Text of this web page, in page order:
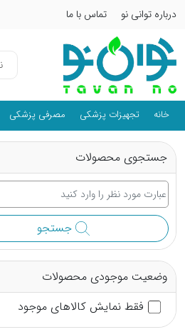
درباره توانی نو تماس با ما
خانه تجهیزات پزشکی مصرفی پزشکی
جستجوی محصولات
جستجو
وضعیت موجودی محصولات
فقط نمایش کالاهای موجود